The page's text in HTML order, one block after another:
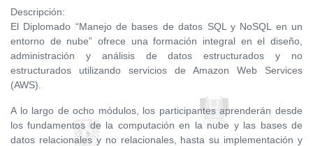
Descripción:
El Diplomado “Manejo de bases de datos SQL y NoSQL en un
entorno de nube” ofrece una formación integral en el diseño,
administración y análisis de datos estructurados y no
estructurados utilizando servicios de Amazon Web Services
(AWS).
A lo largo de ocho módulos, los participantes aprenderán desde
los fundamentos de la computación en la nube y las bases de
datos relacionales y no relacionales, hasta su implementación y